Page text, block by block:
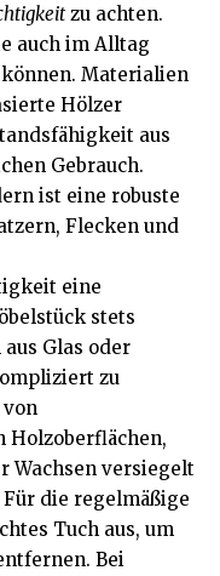
zu achten.
auch im Alltag
Materialien
Hölzer
aus
Gebrauch.
ist eine robuste
Flecken und
eine
stets
Glas oder
zu
Holzoberflächen,
Wachsen versiegelt
die regelmäßige
Tuch aus, um
Bei